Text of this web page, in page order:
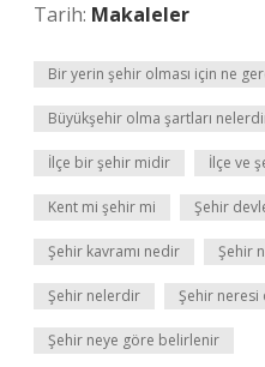
Tarih: Makaleler
Bir yerin şehir olması için ne
Büyükşehir olma şartları
İlçe bir şehir midir İlçe ve
Kent mi şehir mi Şehir
Şehir kavramı nedir Şehir
Şehir nelerdir Şehir neresi
Şehir neye göre belirlenir